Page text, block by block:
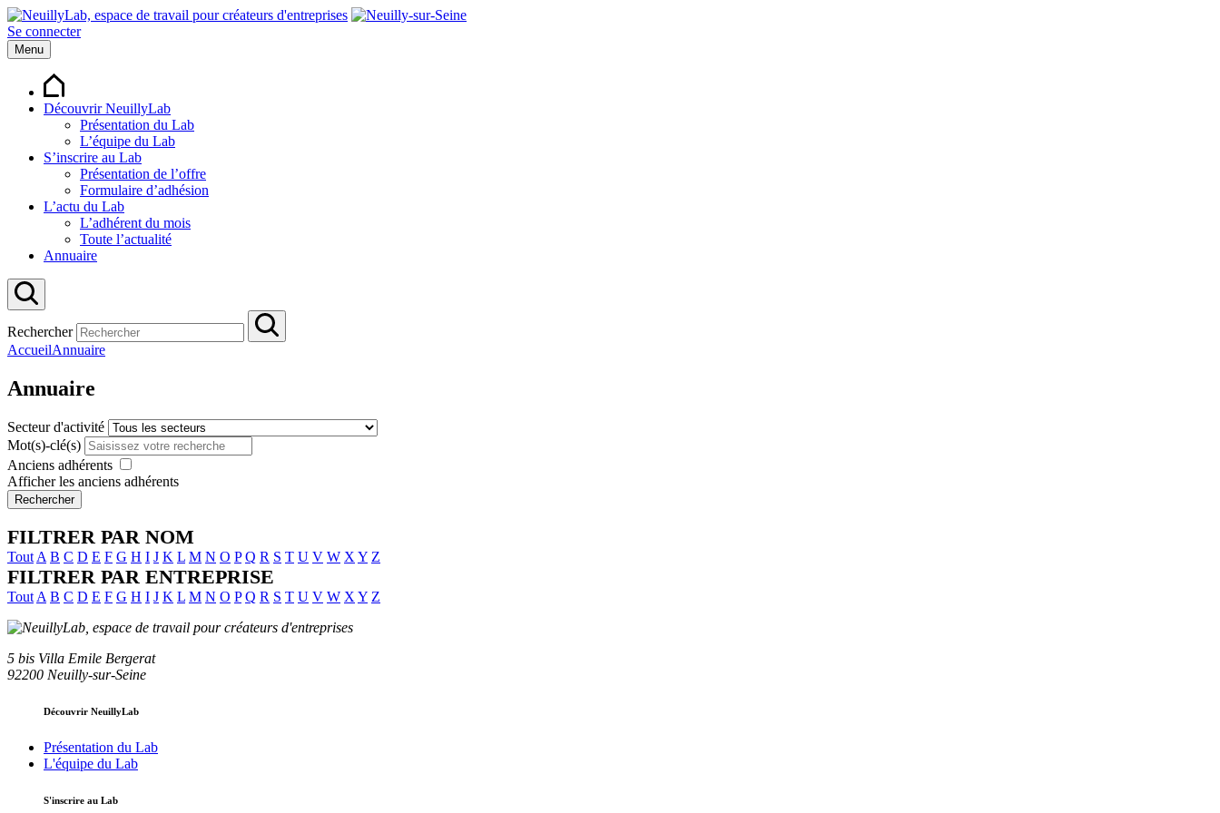
Se connecter
Menu
Découvrir NeuillyLab
Présentation du Lab
L’équipe du Lab
S’inscrire au Lab
Présentation de l’offre
Formulaire d’adhésion
L’actu du Lab
L’adhérent du mois
Toute l’actualité
Annuaire
Rechercher
AccueilAnnuaire
Annuaire
Secteur d'activité
Mot(s)-clé(s)
Anciens adhérents
Afficher les anciens adhérents
Rechercher
FILTRER PAR NOM
Tout A B C D E F G H I J K L M N O P Q R S T U V W X Y Z
FILTRER PAR ENTREPRISE
Tout A B C D E F G H I J K L M N O P Q R S T U V W X Y Z
5 bis Villa Emile Bergerat
92200 Neuilly-sur-Seine
Découvrir NeuillyLab
Présentation du Lab
L'équipe du Lab
S'inscrire au Lab